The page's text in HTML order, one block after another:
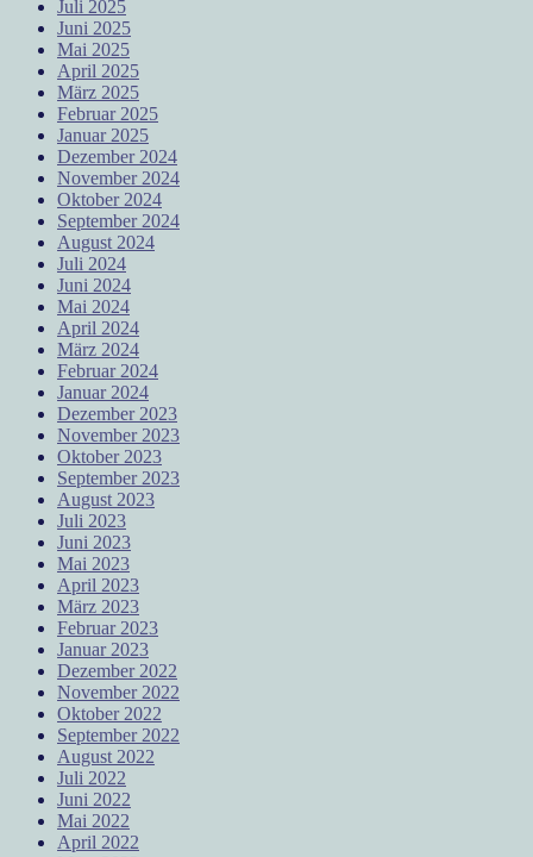
Juli 2025
Juni 2025
Mai 2025
April 2025
März 2025
Februar 2025
Januar 2025
Dezember 2024
November 2024
Oktober 2024
September 2024
August 2024
Juli 2024
Juni 2024
Mai 2024
April 2024
März 2024
Februar 2024
Januar 2024
Dezember 2023
November 2023
Oktober 2023
September 2023
August 2023
Juli 2023
Juni 2023
Mai 2023
April 2023
März 2023
Februar 2023
Januar 2023
Dezember 2022
November 2022
Oktober 2022
September 2022
August 2022
Juli 2022
Juni 2022
Mai 2022
April 2022